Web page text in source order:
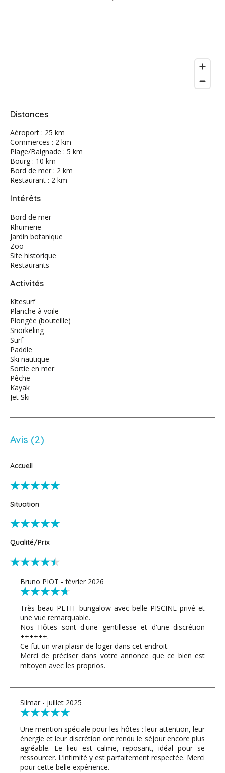
Distances
Aéroport : 25 km
Commerces : 2 km
Plage/Baignade : 5 km
Bourg : 10 km
Bord de mer : 2 km
Restaurant : 2 km
Intérêts
Bord de mer
Rhumerie
Jardin botanique
Zoo
Site historique
Restaurants
Activités
Kitesurf
Planche à voile
Plongée (bouteille)
Snorkeling
Surf
Paddle
Ski nautique
Sortie en mer
Pêche
Kayak
Jet Ski
Avis (2)
Accueil
Situation
Qualité/Prix
Bruno PIOT - février 2026
Très beau PETIT bungalow avec belle PISCINE privé et
une vue remarquable.
Nos Hôtes sont d'une gentillesse et d'une discrétion
++++++.
Ce fut un vrai plaisir de loger dans cet endroit.
Merci de préciser dans votre annonce que ce bien est
mitoyen avec les proprios.
Silmar - juillet 2025
Une mention spéciale pour les hôtes : leur attention, leur
énergie et leur discrétion ont rendu le séjour encore plus
agréable. Le lieu est calme, reposant, idéal pour se
ressourcer. L’intimité y est parfaitement respectée. Merci
pour cette belle expérience.